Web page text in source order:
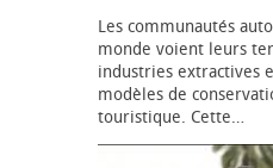
Les communautés
monde voient leurs
industries extractives
modèles de
touristique. Cette…